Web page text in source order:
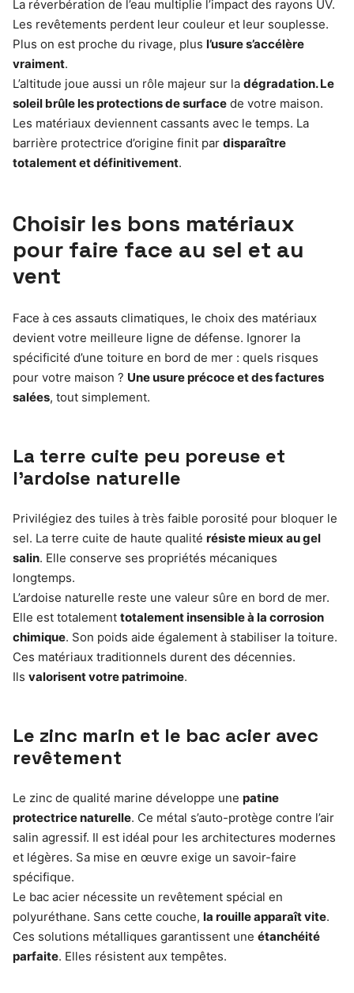
La réverbération de l’eau multiplie l’impact des rayons UV.
Les revêtements perdent leur couleur et leur souplesse.
Plus on est proche du rivage, plus l’usure s’accélère
vraiment.
L’altitude joue aussi un rôle majeur sur la dégradation. Le
soleil brûle les protections de surface de votre maison.
Les matériaux deviennent cassants avec le temps. La
barrière protectrice d’origine finit par disparaître
totalement et définitivement.
Choisir les bons matériaux
pour faire face au sel et au
vent
Face à ces assauts climatiques, le choix des matériaux
devient votre meilleure ligne de défense. Ignorer la
spécificité d’une toiture en bord de mer : quels risques
pour votre maison ? Une usure précoce et des factures
salées, tout simplement.
La terre cuite peu poreuse et
l’ardoise naturelle
Privilégiez des tuiles à très faible porosité pour bloquer le
sel. La terre cuite de haute qualité résiste mieux au gel
salin. Elle conserve ses propriétés mécaniques
longtemps.
L’ardoise naturelle reste une valeur sûre en bord de mer.
Elle est totalement totalement insensible à la corrosion
chimique. Son poids aide également à stabiliser la toiture.
Ces matériaux traditionnels durent des décennies.
Ils valorisent votre patrimoine.
Le zinc marin et le bac acier avec
revêtement
Le zinc de qualité marine développe une patine
protectrice naturelle. Ce métal s’auto-protège contre l’air
salin agressif. Il est idéal pour les architectures modernes
et légères. Sa mise en œuvre exige un savoir-faire
spécifique.
Le bac acier nécessite un revêtement spécial en
polyuréthane. Sans cette couche, la rouille apparaît vite.
Ces solutions métalliques garantissent une étanchéité
parfaite. Elles résistent aux tempêtes.